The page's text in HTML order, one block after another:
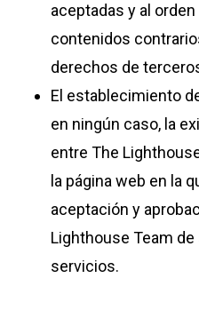
aceptadas y al
contenidos
derechos de
El establecimiento
en ningún caso, la
entre The
la página web en la
aceptación y
Lighthouse Team
servicios.